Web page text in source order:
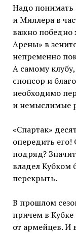
Надо понимать
и Миллера в
важно победно
Арены» в
непременно
А самому
спонсор и
необходимо
и немыслимые
«Спартак»
опередить
подряд?
владел Кубком
перекрыть.
В прошлом
причем в
от армейцев. И